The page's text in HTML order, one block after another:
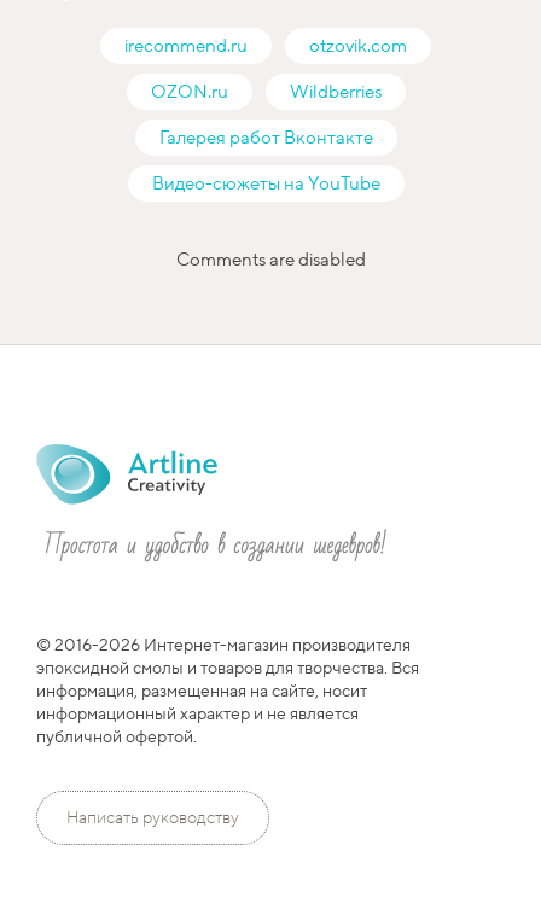
irecommend.ru
otzovik.com
OZON.ru
Wildberries
Галерея работ Вконтакте
Видео-сюжеты на YouTube
Comments are disabled
© 2016-2026 Интернет-магазин производителя
эпоксидной смолы и товаров для творчества. Вся
информация, размещенная на сайте, носит
информационный характер и не является
публичной офертой.
Написать руководству